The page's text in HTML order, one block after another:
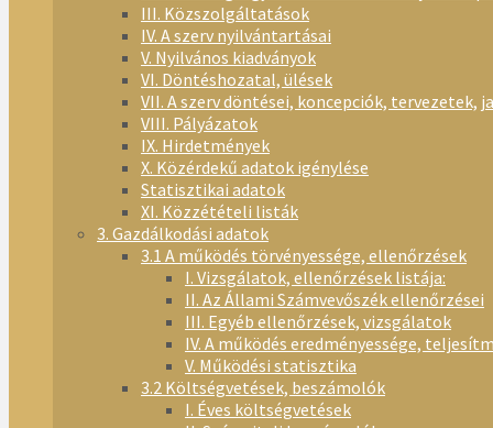
III. Közszolgáltatások
IV. A szerv nyilvántartásai
V. Nyilvános kiadványok
VI. Döntéshozatal, ülések
VII. A szerv döntései, koncepciók, tervezetek,
VIII. Pályázatok
IX. Hirdetmények
X. Közérdekű adatok igénylése
Statisztikai adatok
XI. Közzétételi listák
3. Gazdálkodási adatok
3.1 A működés törvényessége, ellenőrzések
I. Vizsgálatok, ellenőrzések listája:
II. Az Állami Számvevőszék ellenőrzései
III. Egyéb ellenőrzések, vizsgálatok
IV. A működés eredményessége,
V. Működési statisztika
3.2 Költségvetések, beszámolók
I. Éves költségvetések